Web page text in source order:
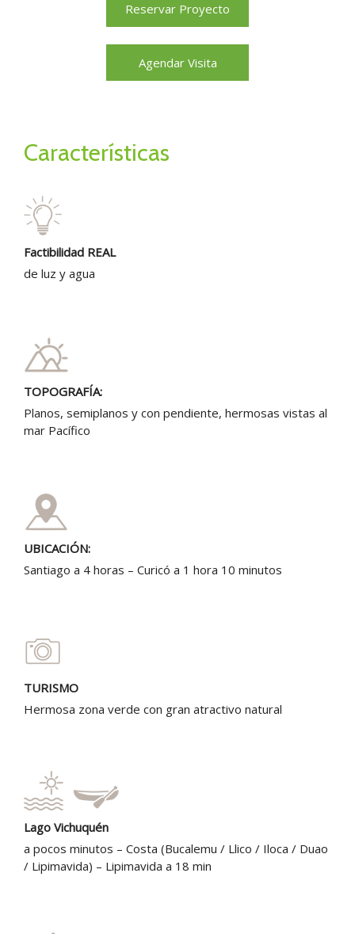
Reservar Proyecto
Agendar Visita
Características
Factibilidad REAL
de luz y agua
TOPOGRAFÍA:
Planos, semiplanos y con pendiente, hermosas vistas al
mar Pacífico
UBICACIÓN:
Santiago a 4 horas – Curicó a 1 hora 10 minutos
TURISMO
Hermosa zona verde con gran atractivo natural
Lago Vichuquén
a pocos minutos – Costa (Bucalemu / Llico / Iloca / Duao
/ Lipimavida) – Lipimavida a 18 min